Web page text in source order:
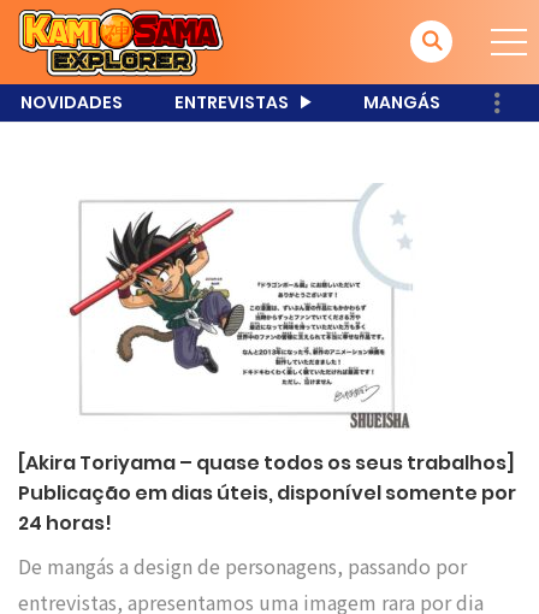
NOVIDADES ENTREVISTAS MANGÁS
[Akira Toriyama – quase todos os seus trabalhos]
Publicação em dias úteis, disponível somente por
24 horas!
De mangás a design de personagens, passando por
entrevistas, apresentamos uma imagem rara por dia